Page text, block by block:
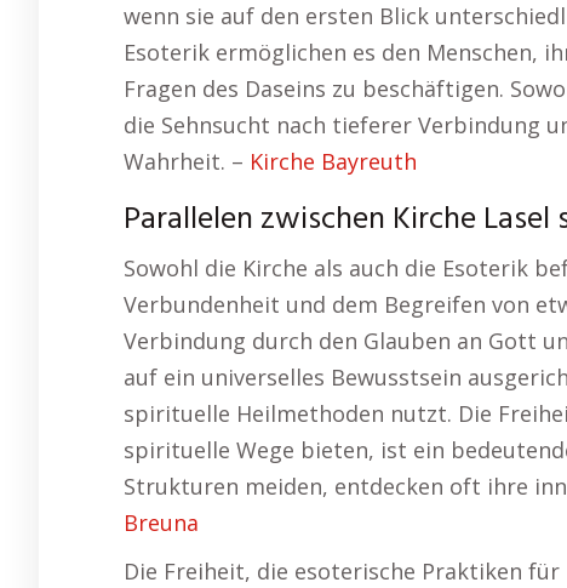
wenn sie auf den ersten Blick
Esoterik ermöglichen es den Menschen,
Fragen des Daseins zu beschäftigen.
die Sehnsucht nach tieferer Verbindung
Wahrheit. – Kirche Bayreuth
Parallelen zwischen Kirche Lasel
Sowohl die Kirche als auch die Esoterik
Verbundenheit und dem Begreifen von
Verbindung durch den Glauben an Gott
auf ein universelles Bewusstsein
spirituelle Heilmethoden nutzt. Die
spirituelle Wege bieten, ist ein
Strukturen meiden, entdecken oft ihre
Breuna
Die Freiheit, die esoterische Praktiken